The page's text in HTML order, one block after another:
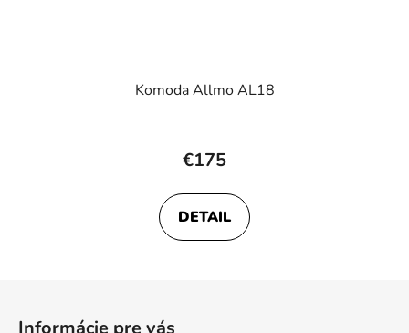
Komoda Allmo AL18
€175
DETAIL
Informácie pre vás